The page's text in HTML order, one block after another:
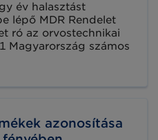
év halasztást
lépő MDR Rendelet
ró az orvostechnikai
Magyarország számos
abban, hogy
előírásainak,
következő online
azonosítása